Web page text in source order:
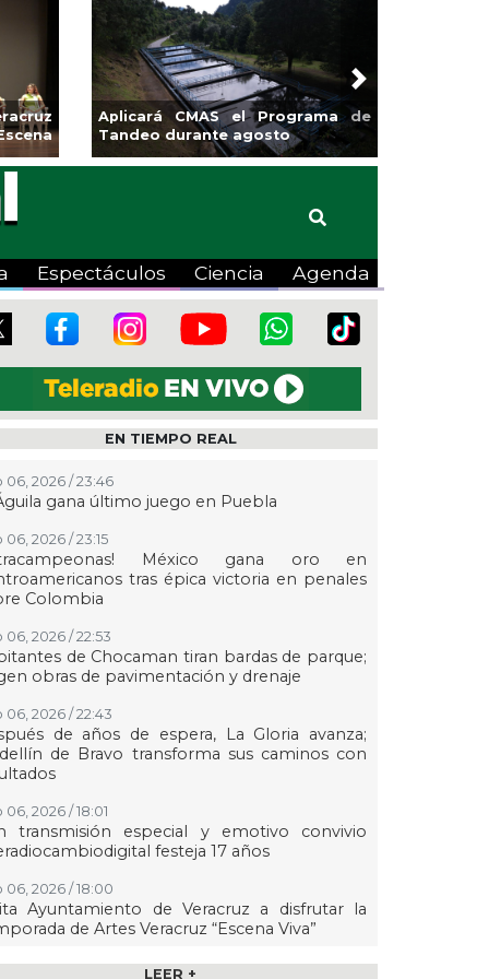
CMAS el Programa de
durante agosto
Guarniciones y banquetas para
colonia El Mango en Pánuco
Next
Espectáculos Ciencia Agenda
EN TIEMPO REAL
06, 2026 / 23:46
gana último juego en Puebla
06, 2026 / 23:15
México gana oro en
tras épica victoria en penales
Colombia
06, 2026 / 22:53
de Chocaman tiran bardas de parque;
obras de pavimentación y drenaje
06, 2026 / 22:43
de años de espera, La Gloria avanza;
de Bravo transforma sus caminos con
06, 2026 / 18:01
transmisión especial y emotivo convivio
festeja 17 años
06, 2026 / 18:00
Ayuntamiento de Veracruz a disfrutar la
de Artes Veracruz “Escena Viva”
06, 2026 / 16:56 LEER +